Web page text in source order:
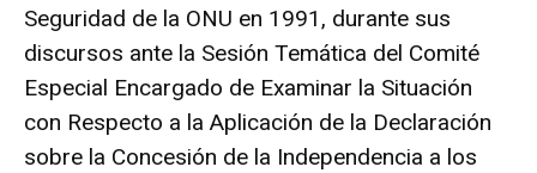
Seguridad de la ONU en 1991, durante sus
discursos ante la Sesión Temática del Comité
Especial Encargado de Examinar la Situación
con Respecto a la Aplicación de la Declaración
sobre la Concesión de la Independencia a los